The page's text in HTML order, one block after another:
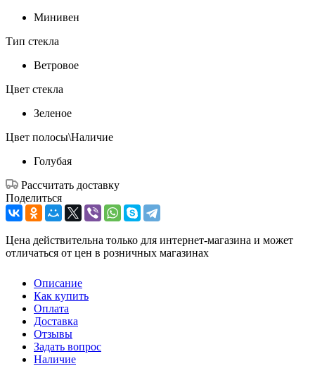
Минивен
Тип стекла
Ветровое
Цвет стекла
Зеленое
Цвет полосы\Наличие
Голубая
Рассчитать доставку
Поделиться
Цена действительна только для интернет-магазина и может
отличаться от цен в розничных магазинах
Описание
Как купить
Оплата
Доставка
Отзывы
Задать вопрос
Наличие